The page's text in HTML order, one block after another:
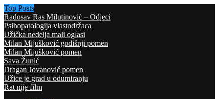
Top Posts
Radosav Ras Milutinović – Odjeci
Psihopatologija vlastodržaca
Užička nedelja mali oglasi
Milan Mijušković godišnji pomen
Milan Mijušković pomen
Sava Žunić
Dragan Jovanović pomen
Užice je grad u odumiranju
Rat nije film